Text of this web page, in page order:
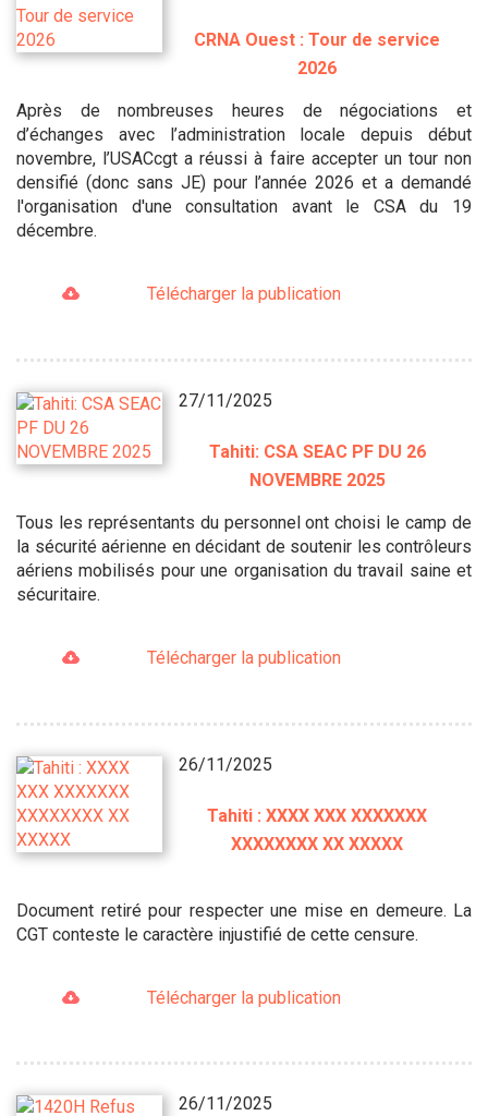
CRNA Ouest : Tour de service
2026
Après de nombreuses heures de négociations et
d’échanges avec l’administration locale depuis début
novembre, l’USACcgt a réussi à faire accepter un tour non
densifié (donc sans JE) pour l’année 2026 et a demandé
l'organisation d'une consultation avant le CSA du 19
décembre.
Télécharger la publication
27/11/2025
Tahiti: CSA SEAC PF DU 26
NOVEMBRE 2025
Tous les représentants du personnel ont choisi le camp de
la sécurité aérienne en décidant de soutenir les contrôleurs
aériens mobilisés pour une organisation du travail saine et
sécuritaire.
Télécharger la publication
26/11/2025
Tahiti : XXXX XXX XXXXXXX
XXXXXXXX XX XXXXX
Document retiré pour respecter une mise en demeure. La
CGT conteste le caractère injustifié de cette censure.
Télécharger la publication
26/11/2025